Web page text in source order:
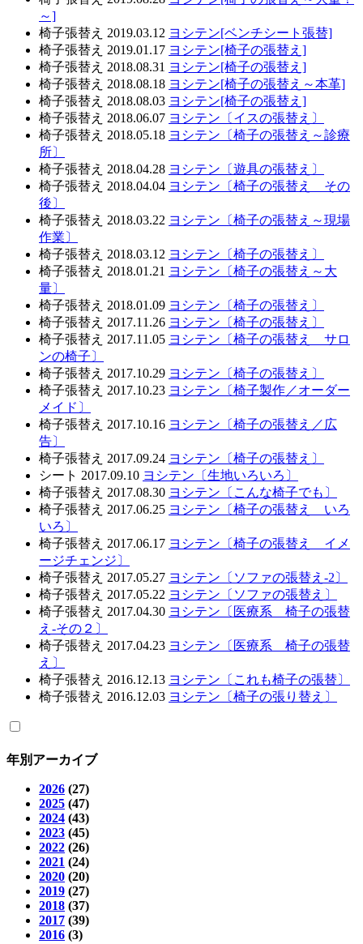
～]
椅子張替え 2019.03.12 ヨシテン[ベンチシート張替]
椅子張替え 2019.01.17 ヨシテン[椅子の張替え]
椅子張替え 2018.08.31 ヨシテン[椅子の張替え]
椅子張替え 2018.08.18 ヨシテン[椅子の張替え～本革]
椅子張替え 2018.08.03 ヨシテン[椅子の張替え]
椅子張替え 2018.06.07 ヨシテン〔イスの張替え〕
椅子張替え 2018.05.18 ヨシテン〔椅子の張替え～診療
所〕
椅子張替え 2018.04.28 ヨシテン〔遊具の張替え〕
椅子張替え 2018.04.04 ヨシテン〔椅子の張替え その
後〕
椅子張替え 2018.03.22 ヨシテン〔椅子の張替え～現場
作業〕
椅子張替え 2018.03.12 ヨシテン〔椅子の張替え〕
椅子張替え 2018.01.21 ヨシテン〔椅子の張替え～大
量〕
椅子張替え 2018.01.09 ヨシテン〔椅子の張替え〕
椅子張替え 2017.11.26 ヨシテン〔椅子の張替え〕
椅子張替え 2017.11.05 ヨシテン〔椅子の張替え サロ
ンの椅子〕
椅子張替え 2017.10.29 ヨシテン〔椅子の張替え〕
椅子張替え 2017.10.23 ヨシテン〔椅子製作／オーダー
メイド〕
椅子張替え 2017.10.16 ヨシテン〔椅子の張替え／広
告〕
椅子張替え 2017.09.24 ヨシテン〔椅子の張替え〕
シート 2017.09.10 ヨシテン〔生地いろいろ〕
椅子張替え 2017.08.30 ヨシテン〔こんな椅子でも〕
椅子張替え 2017.06.25 ヨシテン〔椅子の張替え いろ
いろ〕
椅子張替え 2017.06.17 ヨシテン〔椅子の張替え イメ
ージチェンジ〕
椅子張替え 2017.05.27 ヨシテン〔ソファの張替え-2〕
椅子張替え 2017.05.22 ヨシテン〔ソファの張替え〕
椅子張替え 2017.04.30 ヨシテン〔医療系 椅子の張替
え-その２〕
椅子張替え 2017.04.23 ヨシテン〔医療系 椅子の張替
え〕
椅子張替え 2016.12.13 ヨシテン〔これも椅子の張替〕
椅子張替え 2016.12.03 ヨシテン〔椅子の張り替え〕
年別アーカイブ
2026 (27)
2025 (47)
2024 (43)
2023 (45)
2022 (26)
2021 (24)
2020 (20)
2019 (27)
2018 (37)
2017 (39)
2016 (3)